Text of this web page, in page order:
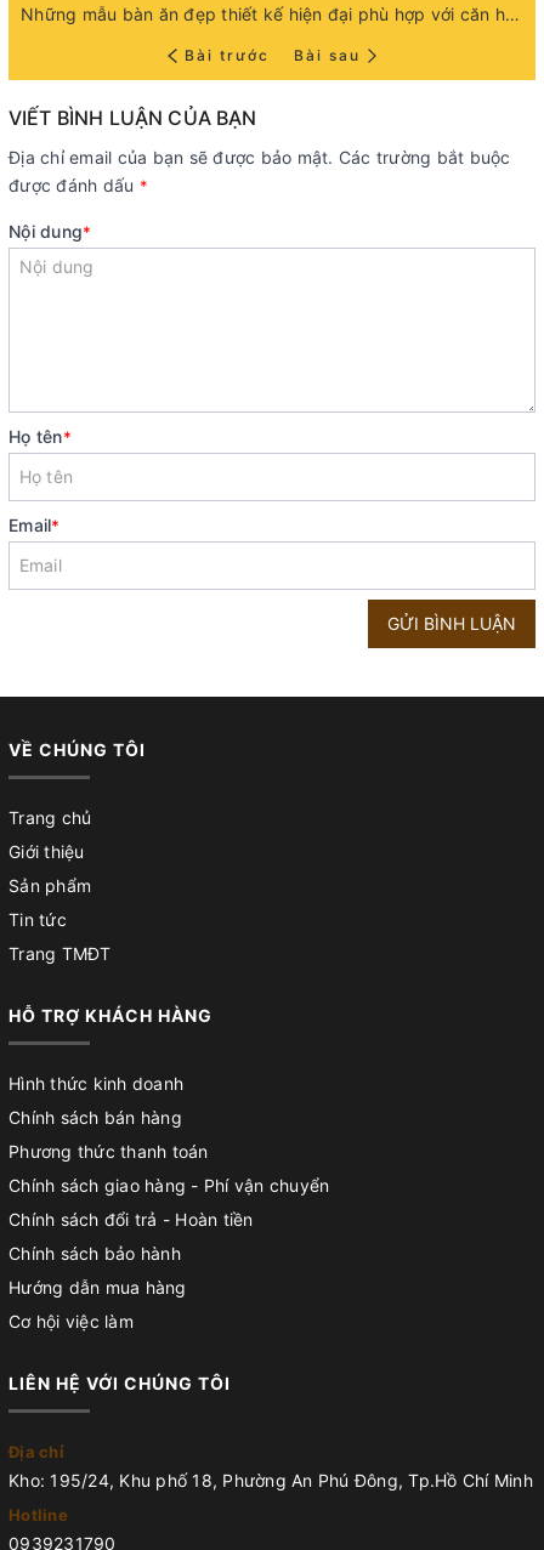
Những mẫu bàn ăn đẹp thiết kế hiện đại phù hợp với căn hộ chung cư
Bài trước Bài sau
VIẾT BÌNH LUẬN CỦA BẠN
Địa chỉ email của bạn sẽ được bảo mật. Các trường bắt buộc
được đánh dấu *
Nội dung*
Họ tên*
Email*
GỬI BÌNH LUẬN
VỀ CHÚNG TÔI
Trang chủ
Giới thiệu
Sản phẩm
Tin tức
Trang TMĐT
HỖ TRỢ KHÁCH HÀNG
Hình thức kinh doanh
Chính sách bán hàng
Phương thức thanh toán
Chính sách giao hàng - Phí vận chuyển
Chính sách đổi trả - Hoàn tiền
Chính sách bảo hành
Hướng dẫn mua hàng
Cơ hội việc làm
LIÊN HỆ VỚI CHÚNG TÔI
Địa chỉ
Kho: 195/24, Khu phố 18, Phường An Phú Đông, Tp.Hồ Chí Minh
Hotline
0939231790